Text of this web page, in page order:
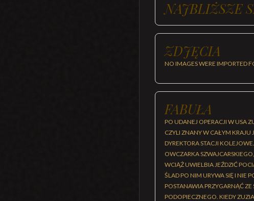
NAJBLIŻSZE
ZDJĘCIA
NO IMAGES WERE IMPORTED
FABUŁA
PO UDANEJ OPERACJI W USA
CZYLI ZNANY W CAŁYM
DYREKTORA STACJI
OWCZARKA
WCIĄŻ UWIELBIA JEŹDZIĆ
ŚLAD PO NIM URYWA SIĘ I NIE
POSTANAWIA PRZYGARNĄĆ
PODOPIECZNEGO. KIEDY